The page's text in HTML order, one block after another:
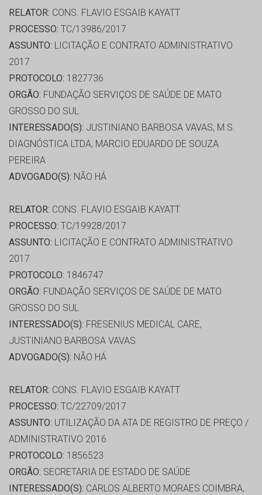
RELATOR: CONS. FLAVIO ESGAIB KAYATT
PROCESSO: TC/13986/2017
ASSUNTO: LICITAÇÃO E CONTRATO ADMINISTRATIVO
2017
PROTOCOLO: 1827736
ORGÃO: FUNDAÇÃO SERVIÇOS DE SAÚDE DE MATO
GROSSO DO SUL
INTERESSADO(S): JUSTINIANO BARBOSA VAVAS, M.S.
DIAGNÓSTICA LTDA, MARCIO EDUARDO DE SOUZA
PEREIRA
ADVOGADO(S): NÃO HÁ
RELATOR: CONS. FLAVIO ESGAIB KAYATT
PROCESSO: TC/19928/2017
ASSUNTO: LICITAÇÃO E CONTRATO ADMINISTRATIVO
2017
PROTOCOLO: 1846747
ORGÃO: FUNDAÇÃO SERVIÇOS DE SAÚDE DE MATO
GROSSO DO SUL
INTERESSADO(S): FRESENIUS MEDICAL CARE,
JUSTINIANO BARBOSA VAVAS
ADVOGADO(S): NÃO HÁ
RELATOR: CONS. FLAVIO ESGAIB KAYATT
PROCESSO: TC/22709/2017
ASSUNTO: UTILIZAÇÃO DA ATA DE REGISTRO DE PREÇO /
ADMINISTRATIVO 2016
PROTOCOLO: 1856523
ORGÃO: SECRETARIA DE ESTADO DE SAÚDE
INTERESSADO(S): CARLOS ALBERTO MORAES COIMBRA,